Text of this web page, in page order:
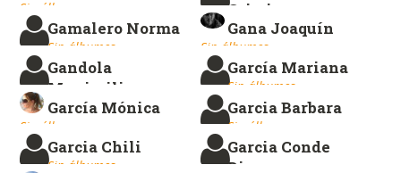
Sin álbumes.
Cristina
Sin álbumes.
Gamalero Norma
Sin álbumes.
Gana Joaquín
Sin álbumes.
Gandola
Maximiliano
Sin álbumes.
García Mariana
Sin álbumes.
García Mónica
Sin álbumes.
Garcia Barbara
Sin álbumes.
Garcia Chili
Sin álbumes.
Garcia Conde
Diego